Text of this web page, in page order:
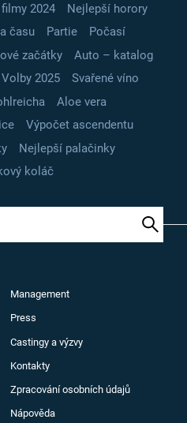
2024
Nejlepší horory
času Partie
Počasí
začátky
Auto – katalog
Volby 2025
Svařené víno
Aloe vera
Výpočet ascendentu
Nejlepší palačinky
koláč
Management
Press
Castingy a výzvy
Kontakty
Zpracování osobních údajů
Nápověda